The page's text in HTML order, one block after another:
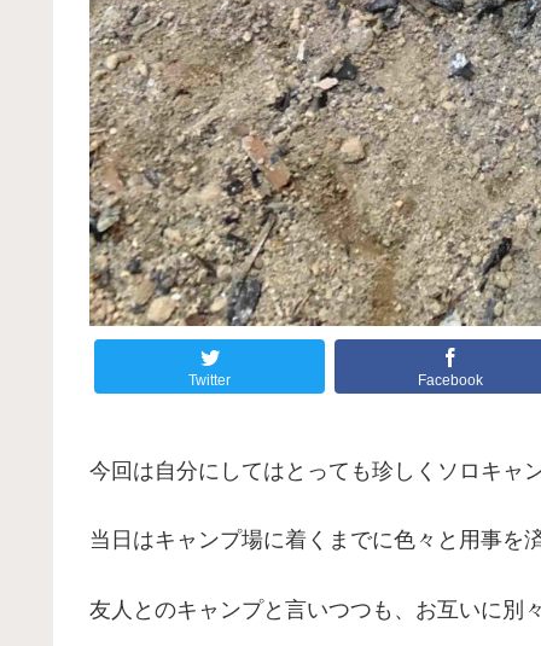
Twitter Facebook
今回は自分にしてはとっても珍しくソロキャ
当日はキャンプ場に着くまでに色々と用事を
友人とのキャンプと言いつつも、お互いに別